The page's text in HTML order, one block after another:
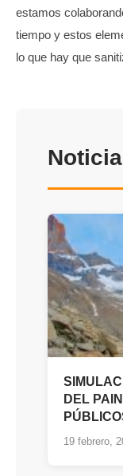
estamos
tiempo y estos
lo que hay que
DEL
19 febrero,